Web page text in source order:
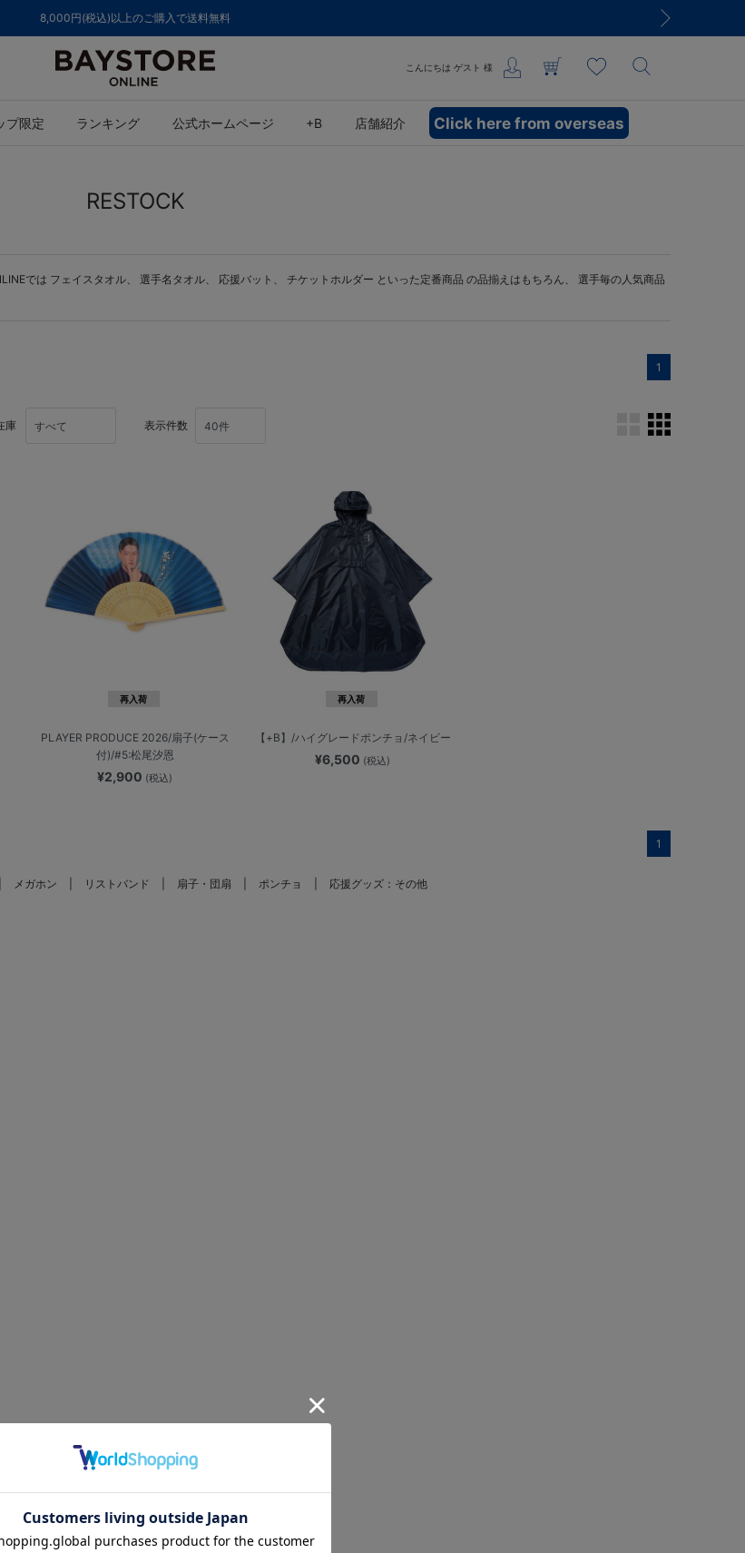
8,000円(税込)以上のご購入で送料無料
こんにちは ゲスト 様
プ限定 ランキング 公式ホームページ +B 店舗紹介 Click here from overseas
RESTOCK
では フェイスタオル、 選手名タオル、 応援バット 、 チケットホルダー といった定番商品 の品揃えはもちろん、 選手毎の人気商品
1
庫 表示件数
再入荷
PLAYER PRODUCE 2026/扇子(ケース
付)/#5:松尾汐恩
¥2,900 (税込)
再入荷
【+B】/ハイグレードポンチョ/ネイビー
¥6,500 (税込)
1
メガホン リストバンド 扇子・団扇 ポンチョ 応援グッズ：その他